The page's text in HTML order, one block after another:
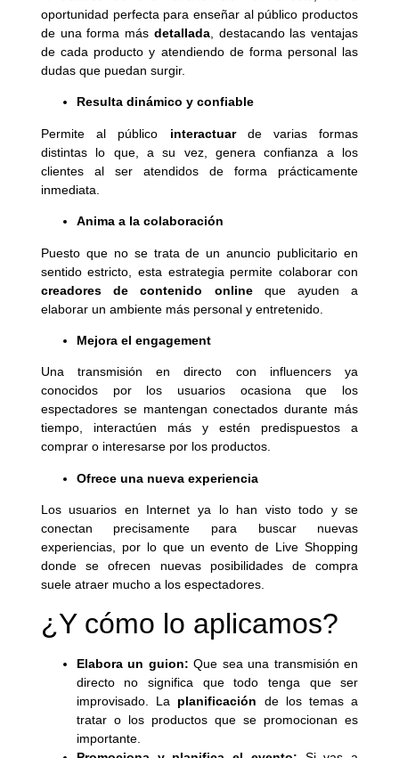
oportunidad perfecta para enseñar al público productos
de una forma más detallada, destacando las ventajas
de cada producto y atendiendo de forma personal las
dudas que puedan surgir.
Resulta dinámico y confiable
Permite al público interactuarde varias formas
distintas lo que, a su vez, genera confianza a los
clientes al ser atendidos de forma prácticamente
inmediata.
Anima a la colaboración
Puesto que no se trata de un anuncio publicitario en
sentido estricto, esta estrategia permite colaborar con
creadores de contenido onlineque ayuden a
elaborar un ambiente más personal y entretenido.
Mejora el engagement
Una transmisión en directo con influencers ya
conocidos por los usuarios ocasiona que los
espectadores se mantengan conectados durante más
tiempo, interactúen más y estén predispuestos a
comprar o interesarse por los productos.
Ofrece una nueva experiencia
Los usuarios en Internet ya lo han visto todo y se
conectan precisamente para buscar nuevas
experiencias, por lo que un evento de Live Shopping
donde se ofrecen nuevas posibilidades de compra
suele atraer mucho a los espectadores.
¿Y cómo lo aplicamos?
Elabora un guion:Que sea una transmisión en
directo no significa que todo tenga que ser
improvisado. La planificación de los temas a
tratar o los productos que se promocionan es
importante.